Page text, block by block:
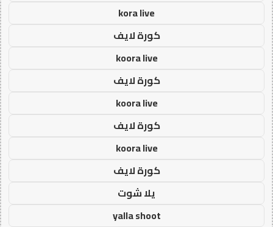
kora live
كورة لايف
koora live
كورة لايف
koora live
كورة لايف
koora live
كورة لايف
يلا شوت
yalla shoot